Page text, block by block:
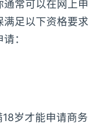
常可以在网上申
足以下资格要求
：
岁才能申请商务